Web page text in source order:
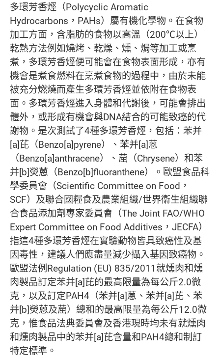
多環芳香烴（Polycyclic Aromatic
Hydrocarbons，PAHs）屬有機化學物。在食物
加工方面，含脂肪的食物以高溫（200℃以上）
乾熱方法例如燒烤、乾燥、燻、焗等加工或烹
煮，多環芳香烴便可能會在食物表面形成，亦有
機會是煮食燃料在烹煮食物的過程中，由於未能
被充分燃燒而產生多環芳香烴並依附在食物表
面。多環芳香烴進入身體和代謝後，可能會排出
體外，或形成有機會與DNA結合的可能致癌的代
謝物。是次測試了4種多環芳香烴，包括：苯并
[a]芘（Benzo[a]pyrene）、苯并[a]蒽
（Benzo[a]anthracene）、䓛（Chrysene）和苯
并[b]熒蒽（Benzo[b]fluoranthene）。歐盟食品科
學委員會（Scientific Committee on Food，
SCF）及聯合國糧食及農業組織/世界衞生組織聯
合食品添加劑專家委員會（The Joint FAO/WHO
Expert Committee on Food Additives，JECFA）
指這4種多環芳香烴在實驗動物皆具致癌性及基
因毒性，建議人們應盡量減少攝入基因致癌物。
歐盟法例Regulation (EU) 835/2011就燻肉和燻
肉製品訂定苯并[a]芘的最高限量為每公斤2.0微
克，以及訂定PAH4（苯并[a]蒽、苯并[a]芘、苯
并[b]熒蒽及䓛）總和的最高限量為每公斤12.0微
克，惟食品法典委員會及香港現時均未有就燻肉
和燻肉製品中的苯并[a]芘含量和PAH4總和制訂
特定標準。